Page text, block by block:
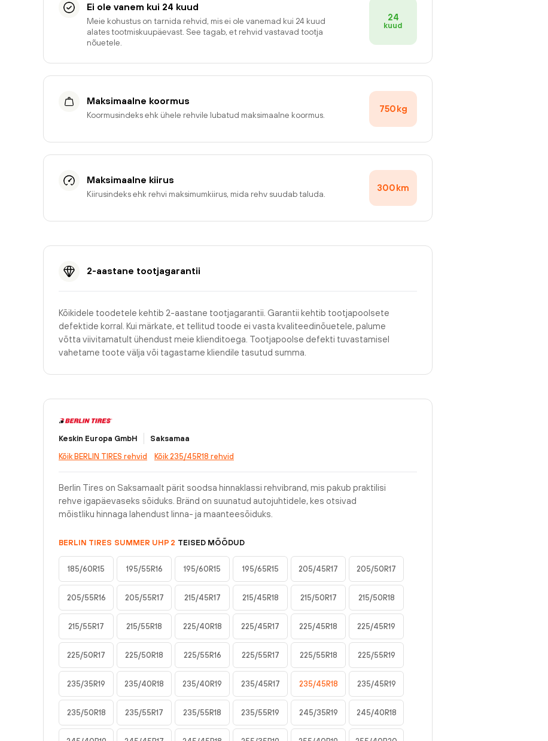
Ei ole vanem kui 24 kuud
Meie kohustus on tarnida rehvid, mis ei ole vanemad kui 24 kuud
alates tootmiskuupäevast. See tagab, et rehvid vastavad tootja
nõuetele.
24
kuud
Maksimaalne koormus
Koormusindeks ehk ühele rehvile lubatud maksimaalne koormus.
750kg
Maksimaalne kiirus
Kiirusindeks ehk rehvi maksimumkiirus, mida rehv suudab taluda.
300km
2-aastane tootjagarantii
Kõikidele toodetele kehtib 2-aastane tootjagarantii. Garantii kehtib tootjapoolsete
defektide korral. Kui märkate, et tellitud toode ei vasta kvaliteedinõuetele, palume
võtta viivitamatult ühendust meie klienditoega. Tootjapoolse defekti tuvastamisel
vahetame toote välja või tagastame kliendile tasutud summa.
Keskin Europa GmbH
Saksamaa
Kõik BERLIN TIRES rehvid
Kõik 235/45R18 rehvid
Berlin Tires on Saksamaalt pärit soodsa hinnaklassi rehvibrand, mis pakub praktilisi
rehve igapäevaseks sõiduks. Bränd on suunatud autojuhtidele, kes otsivad
mõistliku hinnaga lahendust linna- ja maanteesõiduks.
BERLIN TIRES SUMMER UHP 2 TEISED MÕÕDUD
185/60R15 195/55R16 195/60R15 195/65R15 205/45R17 205/50R17
205/55R16 205/55R17 215/45R17 215/45R18 215/50R17 215/50R18
215/55R17 215/55R18 225/40R18 225/45R17 225/45R18 225/45R19
225/50R17 225/50R18 225/55R16 225/55R17 225/55R18 225/55R19
235/35R19 235/40R18 235/40R19 235/45R17 235/45R18 235/45R19
235/50R18 235/55R17 235/55R18 235/55R19 245/35R19 245/40R18